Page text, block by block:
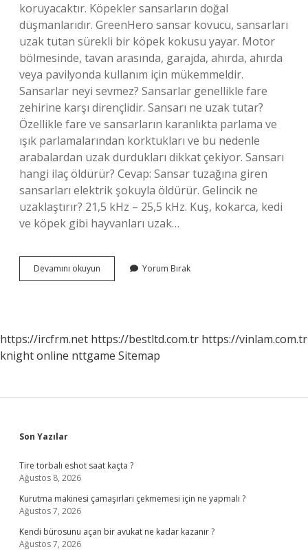
koruyacaktır. Köpekler sansarların doğal
düşmanlarıdır. GreenHero sansar kovucu, sansarları
uzak tutan sürekli bir köpek kokusu yayar. Motor
bölmesinde, tavan arasında, garajda, ahırda, ahırda
veya pavilyonda kullanım için mükemmeldir.
Sansarlar neyi sevmez? Sansarlar genellikle fare
zehirine karşı dirençlidir. Sansarı ne uzak tutar?
Özellikle fare ve sansarların karanlıkta parlama ve
ışık parlamalarından korktukları ve bu nedenle
arabalardan uzak durdukları dikkat çekiyor. Sansarı
hangi ilaç öldürür? Cevap: Sansar tuzağına giren
sansarları elektrik şokuyla öldürür. Gelincik ne
uzaklaştırır? 21,5 kHz – 25,5 kHz. Kuş, kokarca, kedi
ve köpek gibi hayvanları uzak…
Devamını okuyun
Ne
Yorum Bırak
https://ircfrm.net https://bestltd.com.tr https://vinlam.com.tr
knight online nttgame Sitemap
Sidebar
Son Yazılar
Tire torbalı eshot saat kaçta ?
Ağustos 8, 2026
Kurutma makinesi çamaşırları çekmemesi için ne yapmalı ?
Ağustos 7, 2026
Kendi bürosunu açan bir avukat ne kadar kazanır ?
Ağustos 7, 2026